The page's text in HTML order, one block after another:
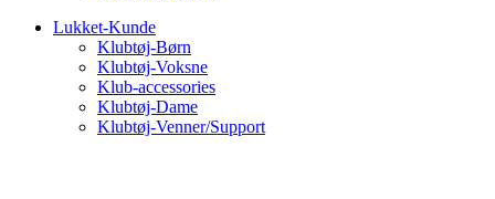
Lukket-Kunde
Klubtøj-Børn
Klubtøj-Voksne
Klub-accessories
Klubtøj-Dame
Klubtøj-Venner/Support